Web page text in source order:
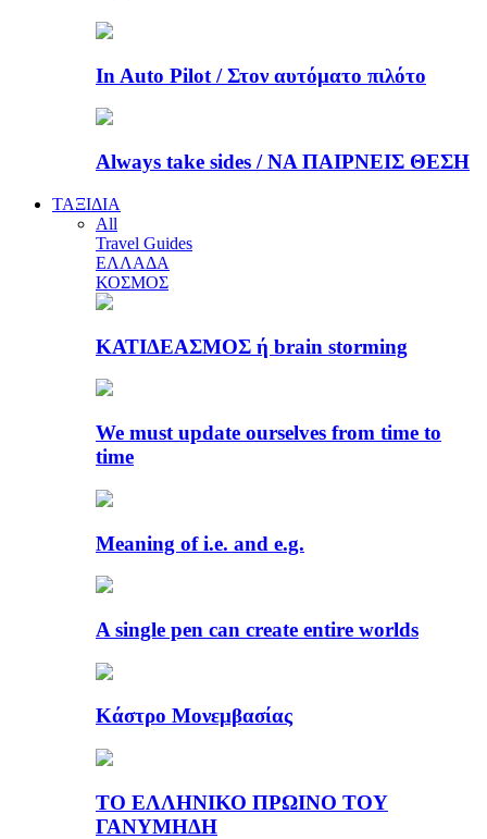
In Auto Pilot / Στον αυτόματο πιλότο
Always take sides / ΝΑ ΠΑΙΡΝΕΙΣ ΘΕΣΗ
ΤΑΞΙΔΙΑ
All
Travel Guides
ΕΛΛΑΔΑ
ΚΟΣΜΟΣ
ΚΑΤΙΔΕΑΣΜΟΣ ή brain storming
We must update ourselves from time to
time
Meaning of i.e. and e.g.
A single pen can create entire worlds
Κάστρο Μονεμβασίας
ΤΟ ΕΛΛΗΝΙΚΟ ΠΡΩΙΝΟ ΤΟΥ
ΓΑΝΥΜΗΔΗ